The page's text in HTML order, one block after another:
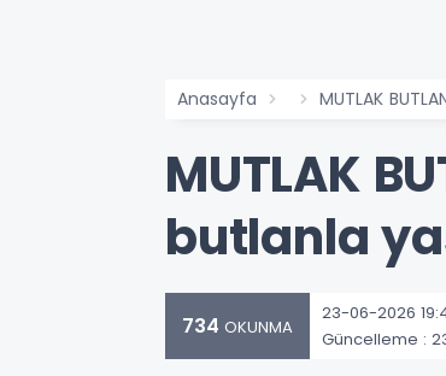
Anasayfa MUTLAK
MUTLAK
butlanla
734 OKUNMA
23-06-2026
Güncelleme :